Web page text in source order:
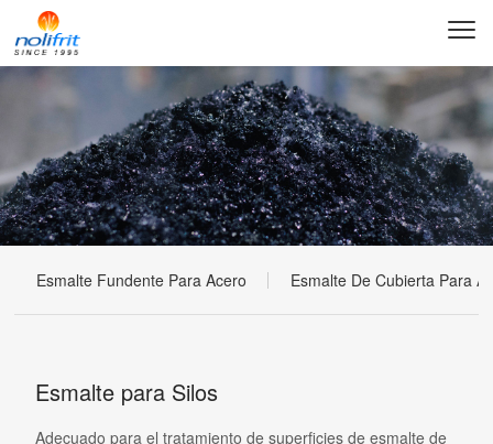
Esmalte Fundente Para Acero Esmalte De Cubierta Para
Esmalte para Silos
Adecuado para el tratamiento de superficies de esmalte de